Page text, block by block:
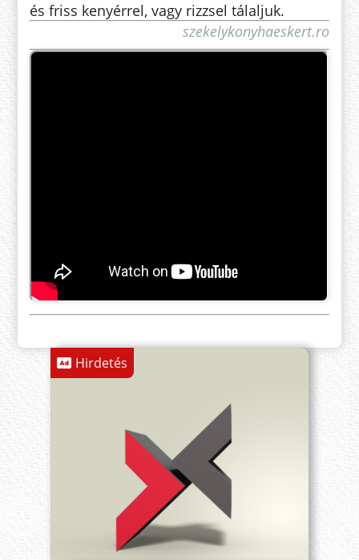
és friss kenyérrel, vagy rizzsel tálaljuk.
szekelykonyhaeskert.ro
Hirdetés